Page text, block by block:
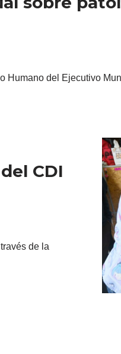
del Ejecutivo
CDI
de la